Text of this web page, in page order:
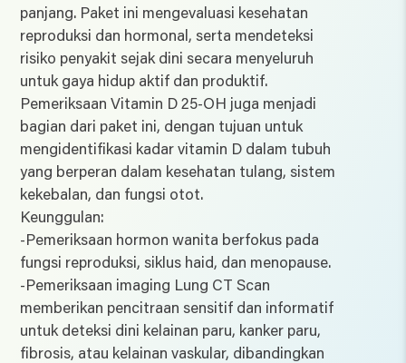
panjang. Paket ini mengevaluasi kesehatan
reproduksi dan hormonal, serta mendeteksi
risiko penyakit sejak dini secara menyeluruh
untuk gaya hidup aktif dan produktif.
Pemeriksaan Vitamin D 25-OH juga menjadi
bagian dari paket ini, dengan tujuan untuk
mengidentifikasi kadar vitamin D dalam tubuh
yang berperan dalam kesehatan tulang, sistem
kekebalan, dan fungsi otot.
Keunggulan:
-Pemeriksaan hormon wanita berfokus pada
fungsi reproduksi, siklus haid, dan menopause.
-Pemeriksaan imaging Lung CT Scan
memberikan pencitraan sensitif dan informatif
untuk deteksi dini kelainan paru, kanker paru,
fibrosis, atau kelainan vaskular, dibandingkan